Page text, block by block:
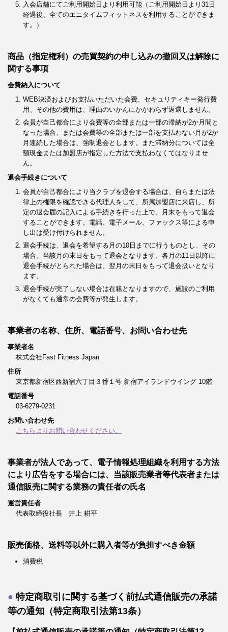
入会店舗にてご利用開始日より利用可能（ご利用開始日より31日
経過後、全てのエニタイムフィットネスを利用することができま
す。）
商品（指定権利）の売買契約の申し込みの撤回又は解除に
関する事項
会費納入について
WEB決済およびお支払いただいた会費、セキュリティキー発行費
用、その他の費用は、理由のいかんにかかわらず返還しません。
会員が自己都合により会費等の全部または一部の滞納が2か月間と
なった場合、または会費等の全部または一部を支払わない月が2か
月連続した場合は、強制退会とします。また滞納分については全
額現金または加盟店が指定した方法で支払わなくてはなりませ
ん。
退会手続きについて
会員が自己都合により当クラブを退会する場合は、自らまたは法
律上の権限を確認できる代理人をして、所属加盟店に来店し、所
定の退会届の記入による手続きを行った上で、月末をもって退会
することができます。電話、電子メール、ファックス等による申
し出は受け付けられません。
退会手続は、退会を希望する月の10日までに行うものとし、その
場合、当該月の末日をもって退会となります。各月の11日以降に
退会手続がとられた場合は、翌月の末日をもって退会扱いとなり
ます。
退会手続が完了しない場合は在籍となりますので、施設のご利用
がなくても通常の会費等が発生します。
事業者の名称、住所、電話番号、お問い合わせ先
事業者名
株式会社Fast Fitness Japan
住所
東京都新宿区西新宿六丁目３番１号 新宿アイランドウイング 10階
電話番号
03-6279-0231
お問い合わせ先
こちらよりお問い合わせください。
事業者が法人であって、電子情報処理組織を利用する方法
により広告をする場合には、当該販売業者等代表者または
通信販売に関する業務の責任者の氏名
運営責任者
代表取締役社長 井上 耕平
販売価格、送料等以外に購入者等が負担すべき金額
消費税
特定商取引に関する基づく前払式通信販売の承諾
等の通知（特定商取引法第13条）